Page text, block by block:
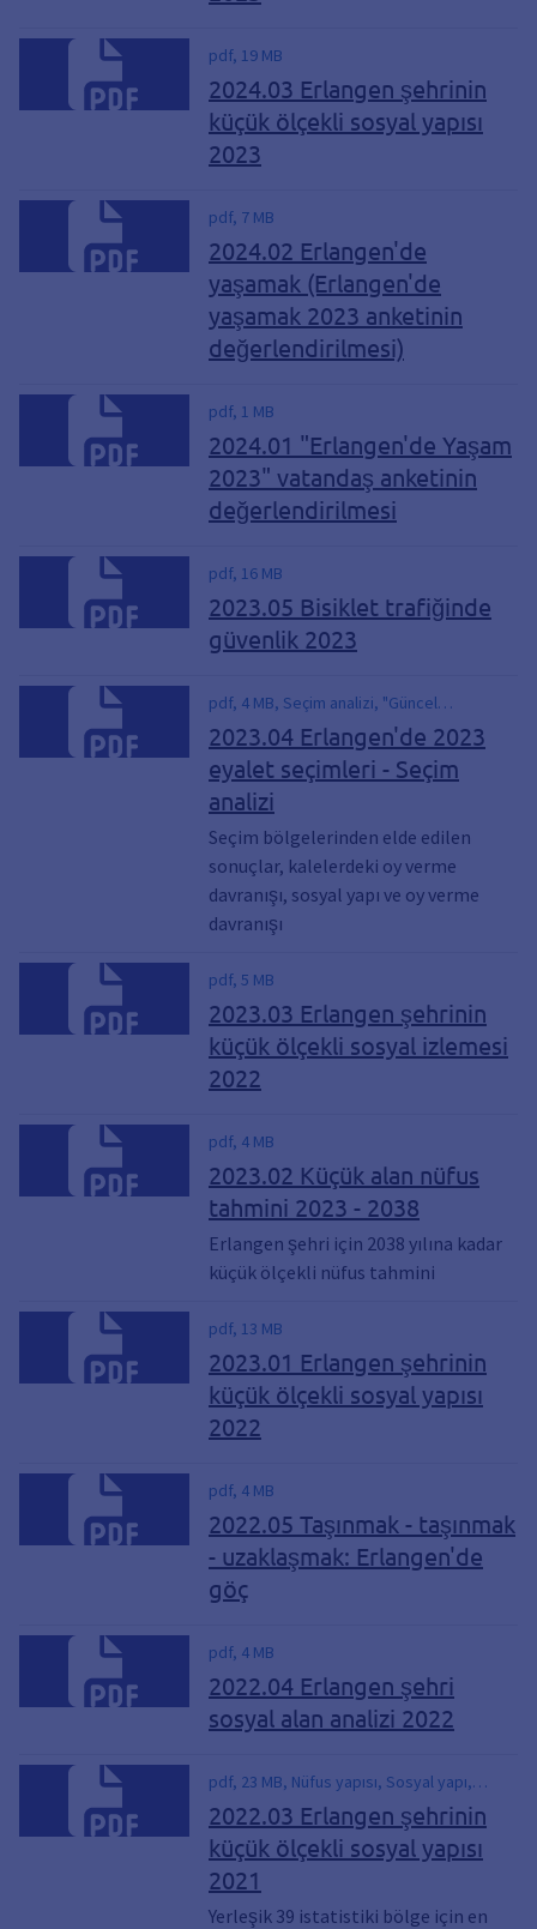
pdf, 19 MB
2024.03 Erlangen şehrinin
küçük ölçekli sosyal yapısı
2023
pdf, 7 MB
2024.02 Erlangen'de
yaşamak (Erlangen'de
yaşamak 2023 anketinin
değerlendirilmesi)
pdf, 1 MB
2024.01 "Erlangen'de Yaşam
2023" vatandaş anketinin
değerlendirilmesi
pdf, 16 MB
2023.05 Bisiklet trafiğinde
güvenlik 2023
pdf, 4 MB, Seçim analizi, "Güncel
istatistikler", Seçim raporu, Eyalet seçimleri
2023.04 Erlangen'de 2023
eyalet seçimleri - Seçim
analizi
Seçim bölgelerinden elde edilen
sonuçlar, kalelerdeki oy verme
davranışı, sosyal yapı ve oy verme
davranışı
pdf, 5 MB
2023.03 Erlangen şehrinin
küçük ölçekli sosyal izlemesi
2022
pdf, 4 MB
2023.02 Küçük alan nüfus
tahmini 2023 - 2038
Erlangen şehri için 2038 yılına kadar
küçük ölçekli nüfus tahmini
pdf, 13 MB
2023.01 Erlangen şehrinin
küçük ölçekli sosyal yapısı
2022
pdf, 4 MB
2022.05 Taşınmak - taşınmak
- uzaklaşmak: Erlangen'de
göç
pdf, 4 MB
2022.04 Erlangen şehri
sosyal alan analizi 2022
pdf, 23 MB, Nüfus yapısı, Sosyal yapı,
İstatistiki bölgeler, küçük ölçekli veriler,
İstatistiki bölgelerde sosyal yapı
2022.03 Erlangen şehrinin
küçük ölçekli sosyal yapısı
2021
Yerleşik 39 istatistiki bölge için en